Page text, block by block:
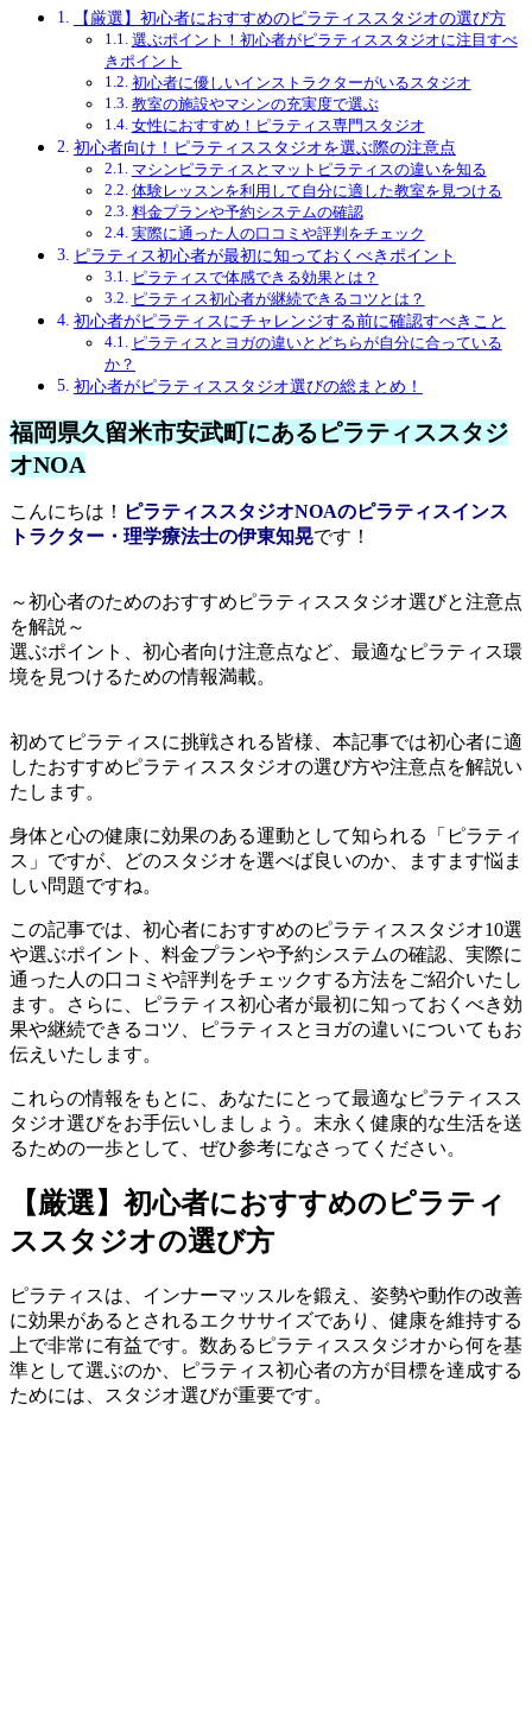
【厳選】初心者におすすめのピラティススタジオの選び方
選ぶポイント！初心者がピラティススタジオに注目すべ
きポイント
初心者に優しいインストラクターがいるスタジオ
教室の施設やマシンの充実度で選ぶ
女性におすすめ！ピラティス専門スタジオ
初心者向け！ピラティススタジオを選ぶ際の注意点
マシンピラティスとマットピラティスの違いを知る
体験レッスンを利用して自分に適した教室を見つける
料金プランや予約システムの確認
実際に通った人の口コミや評判をチェック
ピラティス初心者が最初に知っておくべきポイント
ピラティスで体感できる効果とは？
ピラティス初心者が継続できるコツとは？
初心者がピラティスにチャレンジする前に確認すべきこと
ピラティスとヨガの違いとどちらが自分に合っている
か？
初心者がピラティススタジオ選びの総まとめ！
福岡県久留米市安武町にあるピラティススタジ
オNOA
こんにちは！ ピラティススタジオNOAのピラティスインス
トラクター・理学療法士の伊東知晃です！
～初心者のためのおすすめピラティススタジオ選びと注意点
を解説～
選ぶポイント、初心者向け注意点など、最適なピラティス環
境を見つけるための情報満載。
初めてピラティスに挑戦される皆様、本記事では初心者に適
したおすすめピラティススタジオの選び方や注意点を解説い
たします。
身体と心の健康に効果のある運動として知られる「ピラティ
ス」ですが、どのスタジオを選べば良いのか、ますます悩ま
しい問題ですね。
この記事では、初心者におすすめのピラティススタジオ10選
や選ぶポイント、料金プランや予約システムの確認、実際に
通った人の口コミや評判をチェックする方法をご紹介いたし
ます。さらに、ピラティス初心者が最初に知っておくべき効
果や継続できるコツ、ピラティスとヨガの違いについてもお
伝えいたします。
これらの情報をもとに、あなたにとって最適なピラティスス
タジオ選びをお手伝いしましょう。末永く健康的な生活を送
るための一歩として、ぜひ参考になさってください。
【厳選】初心者におすすめのピラティ
ススタジオの選び方
ピラティスは、インナーマッスルを鍛え、姿勢や動作の改善
に効果があるとされるエクササイズであり、健康を維持する
上で非常に有益です。数あるピラティススタジオから何を基
準として選ぶのか、ピラティス初心者の方が目標を達成する
ためには、スタジオ選びが重要です。